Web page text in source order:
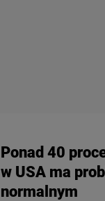
Ponad 40
w USA ma
normalnym